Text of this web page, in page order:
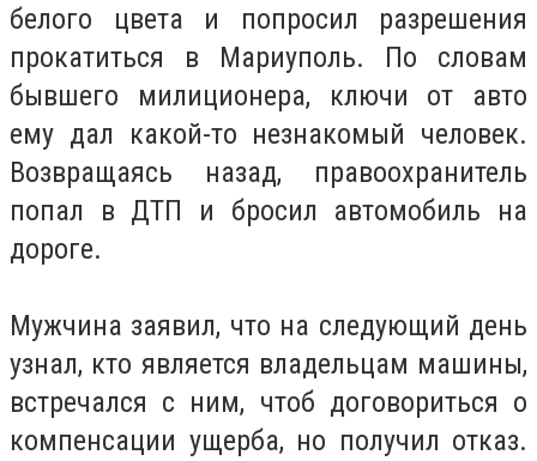
белого цвета и попросил разрешения
прокатиться в Мариуполь. По словам
бывшего милиционера, ключи от авто
ему дал какой-то незнакомый человек.
Возвращаясь назад, правоохранитель
попал в ДТП и бросил автомобиль на
дороге.
Мужчина заявил, что на следующий день
узнал, кто является владельцам машины,
встречался с ним, чтоб договориться о
компенсации ущерба, но получил отказ.